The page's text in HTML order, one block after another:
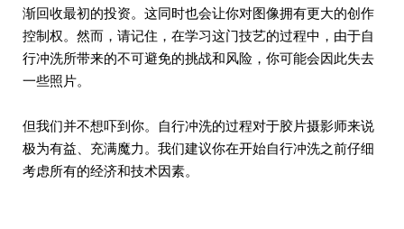
渐回收最初的投资。这同时也会让你对图像拥有更大的创作
控制权。然而，请记住，在学习这门技艺的过程中，由于自
行冲洗所带来的不可避免的挑战和风险，你可能会因此失去
一些照片。
但我们并不想吓到你。自行冲洗的过程对于胶片摄影师来说
极为有益、充满魔力。我们建议你在开始自行冲洗之前仔细
考虑所有的经济和技术因素。